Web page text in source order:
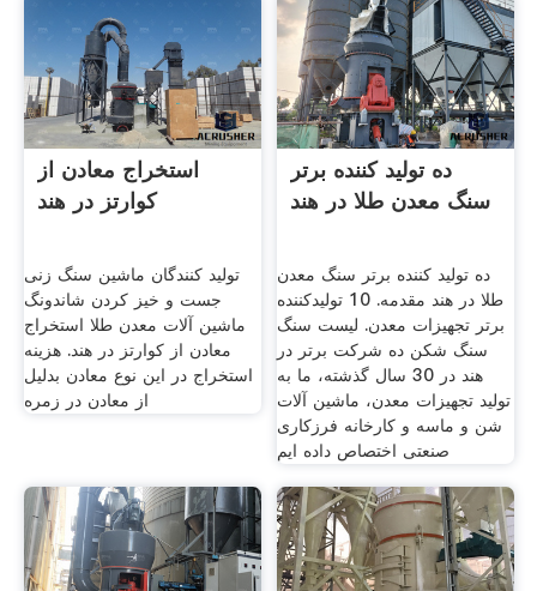
استخراج معادن از
کوارتز در هند
تولید کنندگان ماشین سنگ زنی
جست و خیز کردن شاندونگ
ماشین آلات معدن طلا استخراج
معادن از کوارتز در هند. هزينه
استخراج در اين نوع معادن بدليل
از معادن در زمره
ده تولید کننده برتر
سنگ معدن طلا در هند
ده تولید کننده برتر سنگ معدن
طلا در هند مقدمه. 10 تولیدکننده
برتر تجهیزات معدن. لیست سنگ
سنگ شکن ده شرکت برتر در
هند در 30 سال گذشته، ما به
تولید تجهیزات معدن، ماشین آلات
شن و ماسه و کارخانه فرزکاری
صنعتی اختصاص داده ایم